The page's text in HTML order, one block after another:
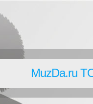
MuzDa.ru